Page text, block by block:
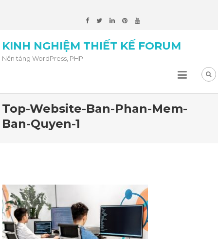
KINH NGHIỆM THIẾT KẾ FORUM
Nền tảng WordPress, PHP
Top-Website-Ban-Phan-Mem-
Ban-Quyen-1